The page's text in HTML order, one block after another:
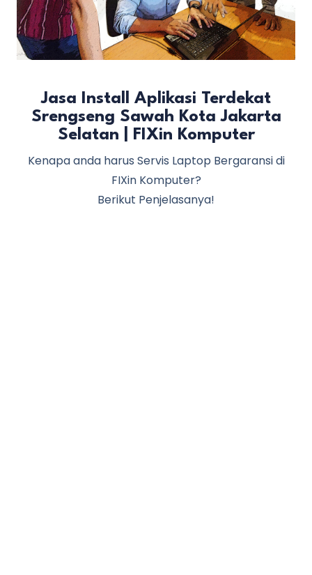
Jasa Install Aplikasi Terdekat
Srengseng Sawah Kota Jakarta
Selatan | FIXin Komputer
Kenapa anda harus Servis Laptop Bergaransi di
FIXin Komputer?
Berikut Penjelasanya!